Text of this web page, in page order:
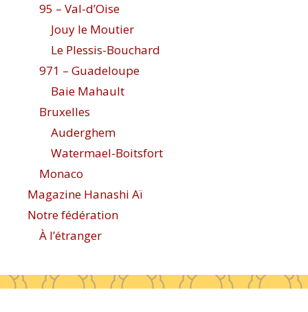
95 – Val-d’Oise
Jouy le Moutier
Le Plessis-Bouchard
971 – Guadeloupe
Baie Mahault
Bruxelles
Auderghem
Watermael-Boitsfort
Monaco
Magazine Hanashi Aï
Notre fédération
À l’étranger